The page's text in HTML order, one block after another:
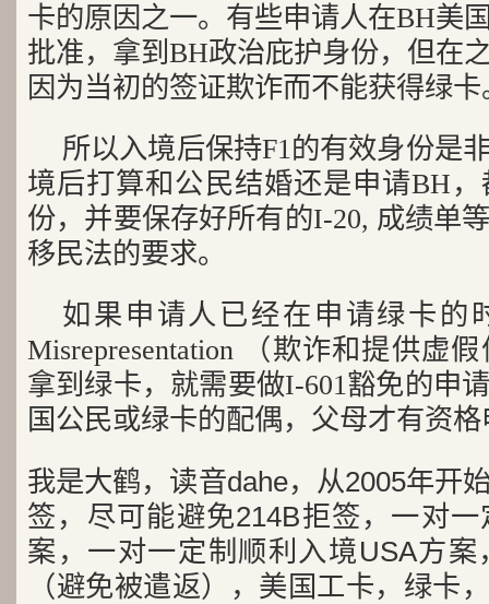
卡的原因之一。有些申请人在BH美
批准，拿到BH政治庇护身份，但在
因为当初的签证欺诈而不能获得绿卡
所以入境后保持F1的有效身份是
境后打算和公民结婚还是申请BH
份，并要保存好所有的I-20, 成绩单
移民法的要求。
如果申请人已经在申请绿卡的
Misrepresentation （欺诈和提供虚
拿到绿卡，就需要做I-601豁免的申
国公民或绿卡的配偶，父母才有资
我是大鹤，读音dahe，从2005年开
签，尽可能避免214B拒签，一对
案，一对一定制顺利入境USA方
（避免被遣返），美国工卡，绿卡